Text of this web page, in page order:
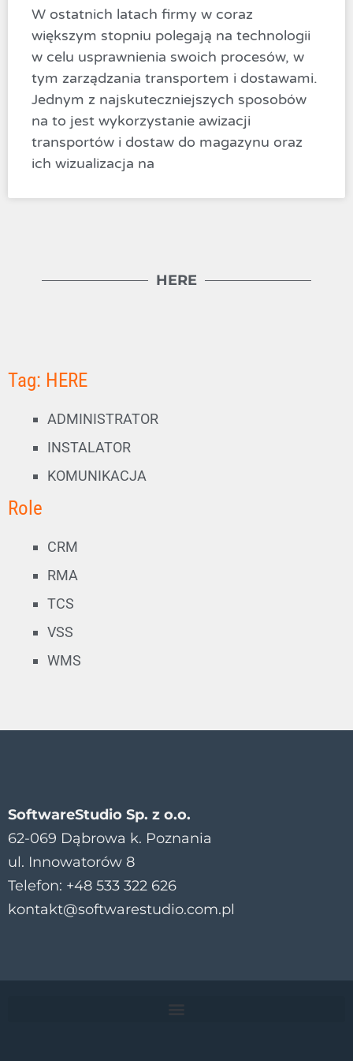
W ostatnich latach firmy w coraz
większym stopniu polegają na technologii
w celu usprawnienia swoich procesów, w
tym zarządzania transportem i dostawami.
Jednym z najskuteczniejszych sposobów
na to jest wykorzystanie awizacji
transportów i dostaw do magazynu oraz
ich wizualizacja na
HERE
Tag: HERE
ADMINISTRATOR
INSTALATOR
KOMUNIKACJA
Role
CRM
RMA
TCS
VSS
WMS
SoftwareStudio Sp. z o.o.
62-069 Dąbrowa k. Poznania
ul. Innowatorów 8
Telefon: +48 533 322 626
kontakt@softwarestudio.com.pl